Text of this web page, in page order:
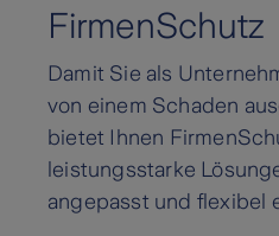
FirmenSchutz
Damit Sie als
von einem Schaden
bietet Ihnen
leistungsstarke
angepasst und flexibel